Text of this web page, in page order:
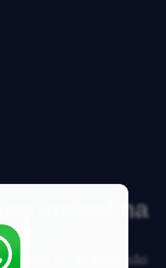
imóvel na
e participe da discussão